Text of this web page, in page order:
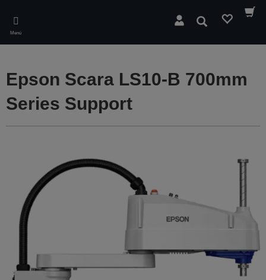
main
content
Menú
Buscar
Epson Scara LS10-B 700mm
Series Support